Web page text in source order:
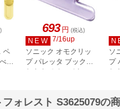
ペ
る
693 円 (税込)
NEW 7/16up
ソニック オモクリッ
プ パレッタ ブック用
おもさでページキー
ソ
プ
お
ォレスト S3625079の